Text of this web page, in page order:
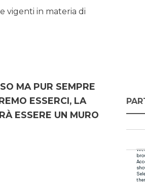
vigenti in materia di
MA PUR SEMPRE
ESSERCI, LA
ESSERE UN MURO